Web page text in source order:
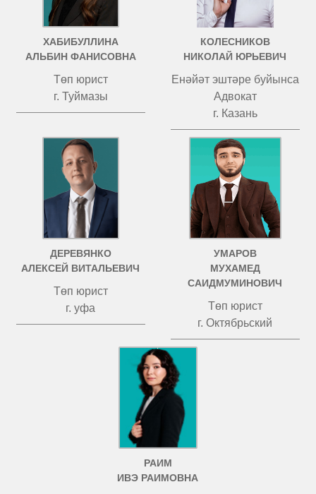
ХАБИБУЛЛИНА
АЛЬБИН ФАНИСОВНА
Төп юрист
г. Туймазы
КОЛЕСНИКОВ
НИКОЛАЙ ЮРЬЕВИЧ
Енәйәт эштәре буйынса
Адвокат
г. Казань
ДЕРЕВЯНКО
АЛЕКСЕЙ ВИТАЛЬЕВИЧ
Төп юрист
г. уфа
УМАРОВ
МУХАМЕД
САИДМУМИНОВИЧ
Төп юрист
г. Октябрьский
РАИМ
ИВЭ РАИМОВНА